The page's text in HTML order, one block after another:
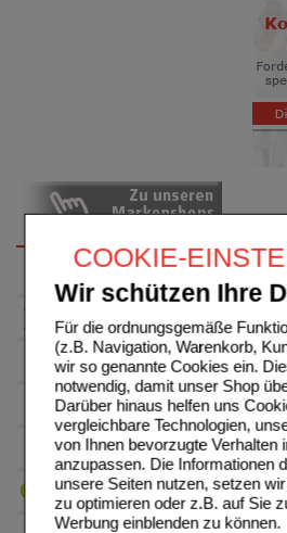
COOKIE-
Wir schützen Ihre
Für die ordnungsgemäße
(z.B. Navigation, Warenkorb,
wir so genannte Cookies ein.
notwendig, damit unser Shop
Darüber hinaus helfen uns
vergleichbare Technologien,
von Ihnen bevorzugte Verhalten
anzupassen. Die Informationen
unsere Seiten nutzen, setzen
zu optimieren oder z.B. auf Sie
Werbung einblenden zu können.